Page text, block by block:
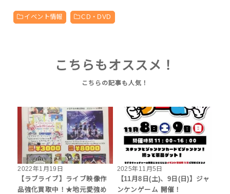
イベント情報 CD・DVD
こちらもオススメ！
2022年1月19日
【ラブライブ】ライブ映像作
品強化買取中！★地元愛強め
2025年11月5日
【11月8日(土)、9日(日)】ジャ
ンケンゲーム 開催！